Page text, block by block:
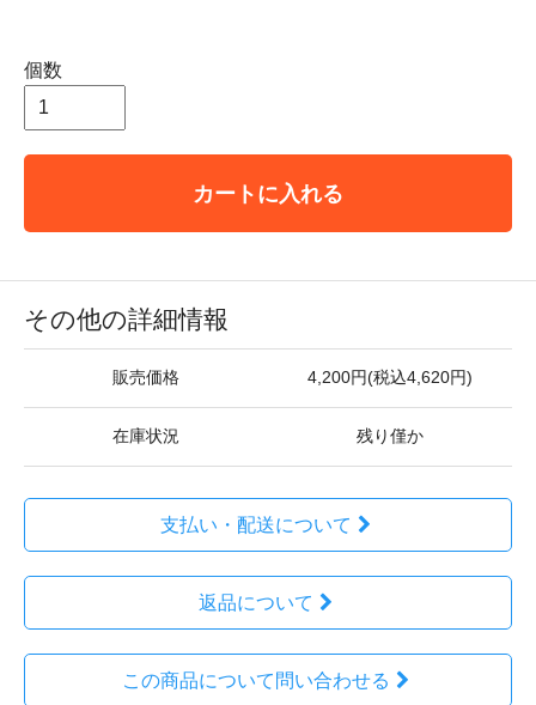
個数
カートに入れる
その他の詳細情報
販売価格 4,200円(税込4,620円)
在庫状況 残り僅か
支払い・配送について
返品について
この商品について問い合わせる